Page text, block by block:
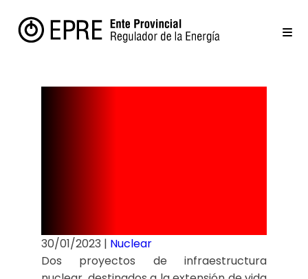
30/01/2023 | Nuclear
Dos proyectos de infraestructura